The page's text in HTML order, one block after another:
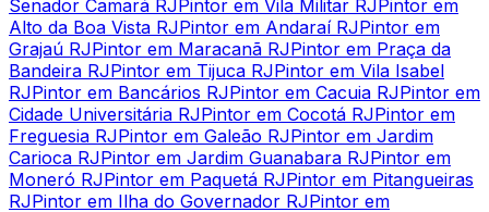
Senador Camará RJPintor em Vila Militar RJPintor em
Alto da Boa Vista RJPintor em Andaraí RJPintor em
Grajaú RJPintor em Maracanã RJPintor em Praça da
Bandeira RJPintor em Tijuca RJPintor em Vila Isabel
RJPintor em Bancários RJPintor em Cacuia RJPintor em
Cidade Universitária RJPintor em Cocotá RJPintor em
Freguesia RJPintor em Galeão RJPintor em Jardim
Carioca RJPintor em Jardim Guanabara RJPintor em
Moneró RJPintor em Paquetá RJPintor em Pitangueiras
RJPintor em Ilha do Governador RJPintor em